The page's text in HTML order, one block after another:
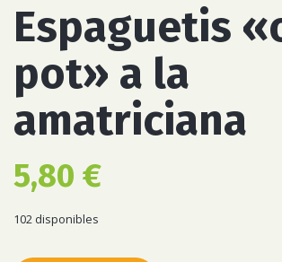
Espaguetis
pot» a la
amatriciana
5,80 €
102 disponibles